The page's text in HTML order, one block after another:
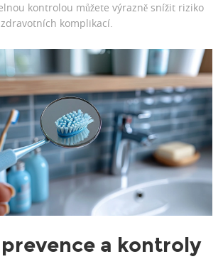
kontrolou můžete výrazně snížit riziko
komplikací.
a kontroly